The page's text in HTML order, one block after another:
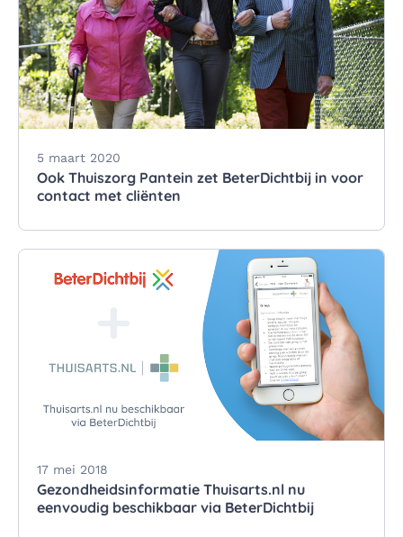
5 maart 2020
Ook Thuiszorg Pantein zet BeterDichtbij in voor
contact met cliënten
17 mei 2018
Gezondheidsinformatie Thuisarts.nl nu
eenvoudig beschikbaar via BeterDichtbij